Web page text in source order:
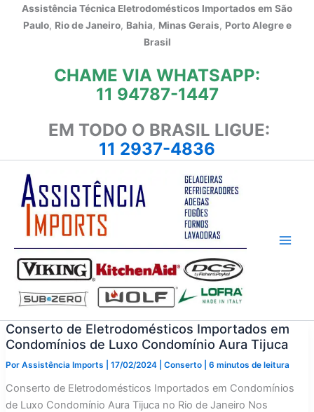
Assistência Técnica Eletrodomésticos Importados em São
Paulo, Rio de Janeiro, Bahia, Minas Gerais, Porto Alegre e
Brasil
CHAME VIA WHATSAPP:
11 94787-1447
EM TODO O BRASIL LIGUE:
11 2937-4836
Conserto de Eletrodomésticos Importados em
Condomínios de Luxo Condomínio Aura Tijuca
Por Assistência Imports 17/02/2024 Conserto| 6 minutos de leitura
Conserto de Eletrodomésticos Importados em Condomínios
de Luxo Condomínio Aura Tijuca no Rio de Janeiro Nos